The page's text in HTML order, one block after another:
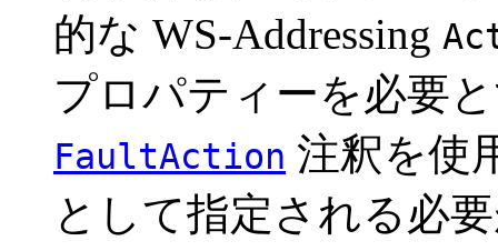
的な WS-Addressing
プロパティーを必要
FaultAction 注釈を使
として指定される必